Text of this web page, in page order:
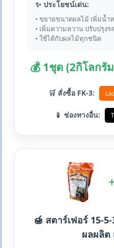
✨ ประโยชน์เด่น:
• ขยายขนาดผลไม้ เพิ่มน้ำ
• เพิ่มความหวาน ปรับปรุงร
• ใช้ได้กับผลไม้ทุกชนิด
💰 1ชุด (2กิโลกรั
🛒 สั่งซื้อ FK-3:
📱 ช่องทางอื่น:
🍯 สตาร์เฟอร์ 15-
ผลผลิต